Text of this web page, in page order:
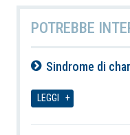
POTREBBE
Sindrome di
LEGGI